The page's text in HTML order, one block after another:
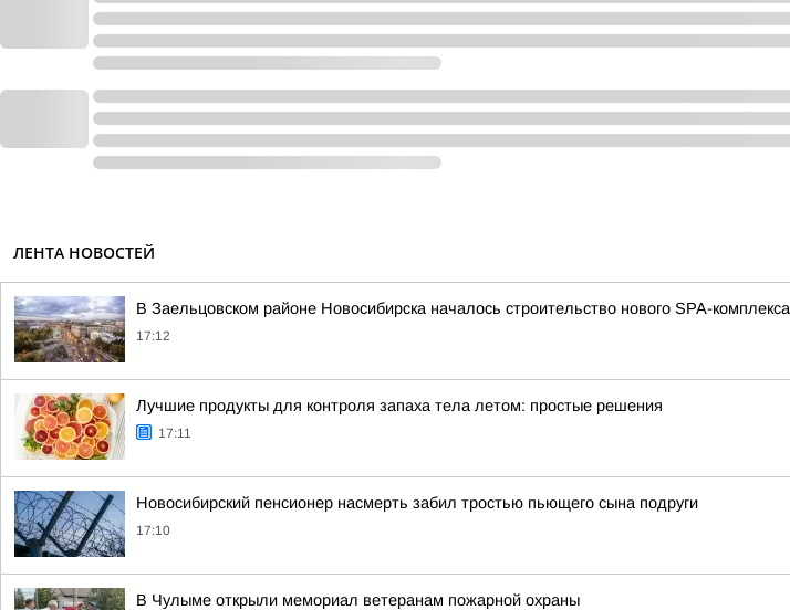
ЛЕНТА НОВОСТЕЙ
В Заельцовском районе Новосибирска началось строительство нового SPA-комплекса
17:12
Лучшие продукты для контроля запаха тела летом: простые решения
17:11
Новосибирский пенсионер насмерть забил тростью пьющего сына подруги
17:10
В Чулыме открыли мемориал ветеранам пожарной охраны